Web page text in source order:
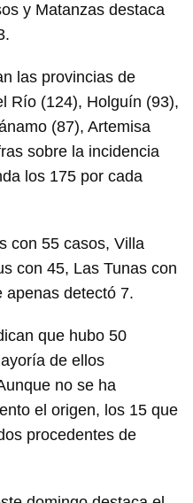
y Matanzas destaca
las provincias de
Río (124), Holguín (93),
(87), Artemisa
sobre la incidencia
los 175 por cada
con 55 casos, Villa
con 45, Las Tunas con
apenas detectó 7.
que hubo 50
de ellos
no se ha
el origen, los 15 que
procedentes de